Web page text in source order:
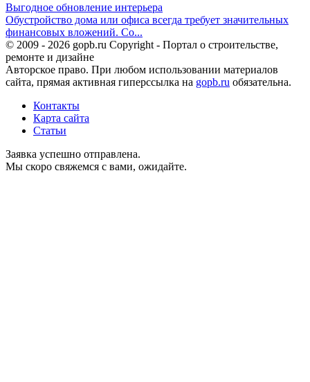
Выгодное обновление интерьера
Обустройство дома или офиса всегда требует значительных
финансовых вложений. Со...
© 2009 - 2026 gopb.ru Copyright - Портал о строительстве,
ремонте и дизайне
Авторское право. При любом использовании материалов
сайта, прямая активная гиперссылка на gopb.ru обязательна.
Контакты
Карта сайта
Статьи
Заявка успешно отправлена.
Мы скоро свяжемся с вами, ожидайте.